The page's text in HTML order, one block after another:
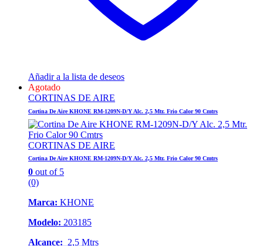
Añadir a la lista de deseos
Agotado
CORTINAS DE AIRE
Cortina De Aire KHONE RM-1209N-D/Y Alc. 2,5 Mtr. Frio Calor 90 Cmtrs
CORTINAS DE AIRE
Cortina De Aire KHONE RM-1209N-D/Y Alc. 2,5 Mtr. Frio Calor 90 Cmtrs
0 out of 5
(0)
Marca: KHONE
Modelo: 203185
Alcance: 2,5 Mtrs